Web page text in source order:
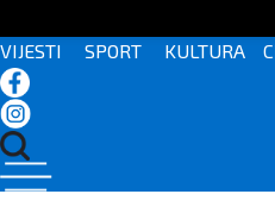
VIJESTI SPORT KULTURA